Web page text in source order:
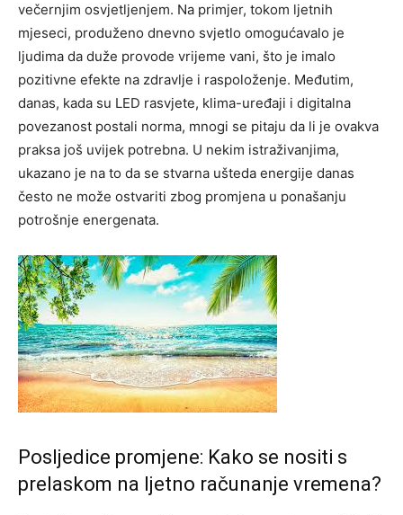
večernjim osvjetljenjem. Na primjer, tokom ljetnih
mjeseci, produženo dnevno svjetlo omogućavalo je
ljudima da duže provode vrijeme vani, što je imalo
pozitivne efekte na zdravlje i raspoloženje. Međutim,
danas, kada su LED rasvjete, klima-uređaji i digitalna
povezanost postali norma, mnogi se pitaju da li je ovakva
praksa još uvijek potrebna. U nekim istraživanjima,
ukazano je na to da se stvarna ušteda energije danas
često ne može ostvariti zbog promjena u ponašanju
potrošnje energenata.
Posljedice promjene: Kako se nositi s
prelaskom na ljetno računanje vremena?